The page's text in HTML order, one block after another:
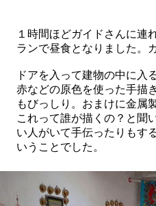
１時間ほどガイドさんに連
ランで昼食となりました。
ドアを入って建物の中に入
赤などの原色を使った手描
もびっしり。おまけに金属
これって誰が描くの？と聞
い人がいて手伝ったりもす
いうことでした。